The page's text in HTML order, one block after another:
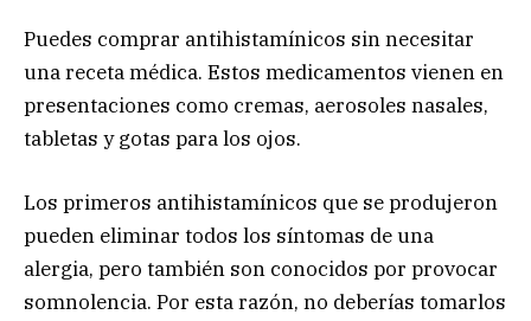
Puedes comprar antihistamínicos sin necesitar
una receta médica. Estos medicamentos vienen en
presentaciones como cremas, aerosoles nasales,
tabletas y gotas para los ojos.
Los primeros antihistamínicos que se produjeron
pueden eliminar todos los síntomas de una
alergia, pero también son conocidos por provocar
somnolencia. Por esta razón, no deberías tomarlos